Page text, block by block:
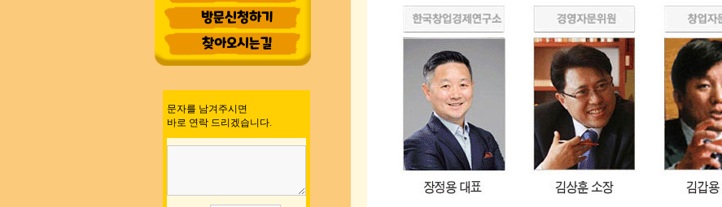
방문신청하기
찾아오시는길
문자를 남겨주시면
바로 연락 드리겠습니다.